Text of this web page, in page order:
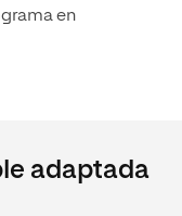
en
adaptada